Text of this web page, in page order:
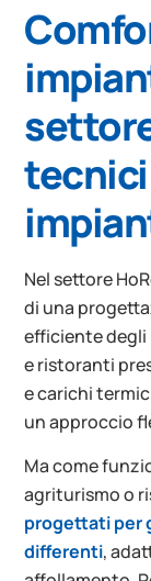
Nel settore
di una
efficiente degli
e ristoranti
e carichi
un approccio
Ma come
agriturismo o
progettati per
differenti,